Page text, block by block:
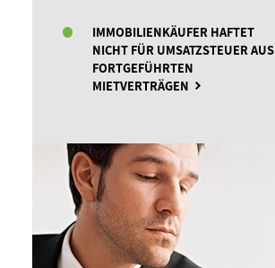
IMMOBILIENKÄUFER HAFTET
NICHT FÜR UMSATZSTEUER AUS
FORTGEFÜHRTEN
MIETVERTRÄGEN